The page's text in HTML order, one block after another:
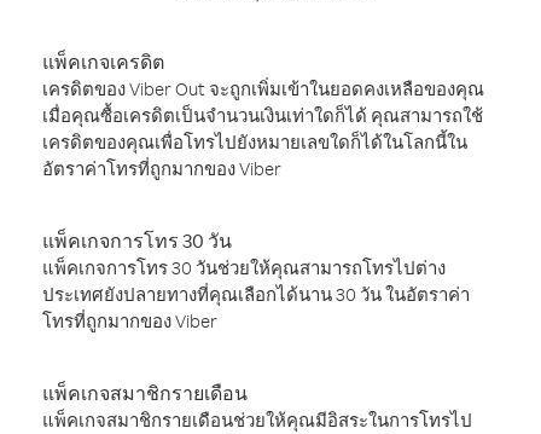
แพ็คเกจเครดิต
เครดิตของ Viber Out จะถูกเพิ่มเข้าในยอดคงเหลือของคุณ
เมื่อคุณซื้อเครดิตเป็นจำนวนเงินเท่าใดก็ได้ คุณสามารถใช้
เครดิตของคุณเพื่อโทรไปยังหมายเลขใดก็ได้ในโลกนี้ใน
อัตราค่าโทรที่ถูกมากของ Viber
แพ็คเกจการโทร 30 วัน
แพ็คเกจการโทร 30 วันช่วยให้คุณสามารถโทรไปต่าง
ประเทศยังปลายทางที่คุณเลือกได้นาน 30 วัน ในอัตราค่า
โทรที่ถูกมากของ Viber
แพ็คเกจสมาชิกรายเดือน
แพ็คเกจสมาชิกรายเดือนช่วยให้คุณมีอิสระในการโทรไป